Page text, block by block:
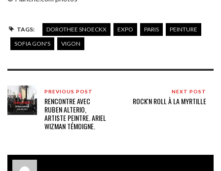
TAGS: DOROTHEE SNOECKX EXPO PARIS
PEINTURE
SOFIA GON'S
VIGON
PREVIOUS POST
RENCONTRE AVEC
RUBEN ALTERIO,
ARTISTE PEINTRE. ARIEL
WIZMAN TÉMOIGNE.
NEXT POST
ROCK'N ROLL À LA MYRTILLE